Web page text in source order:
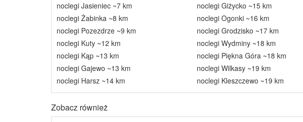
noclegi Jasieniec ~7 km
noclegi Żabinka ~8 km
noclegi Pozezdrze ~9 km
noclegi Kuty ~12 km
noclegi Kąp ~13 km
noclegi Gajewo ~13 km
noclegi Harsz ~14 km
noclegi Giżycko ~15 km
noclegi Ogonki ~16 km
noclegi Grodzisko ~17 km
noclegi Wydminy ~18 km
noclegi Piękna Góra ~18 km
noclegi Wilkasy ~19 km
noclegi Kleszczewo ~19 km
Zobacz również